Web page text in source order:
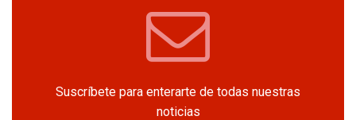
Suscríbete para enterarte de todas nuestras
noticias